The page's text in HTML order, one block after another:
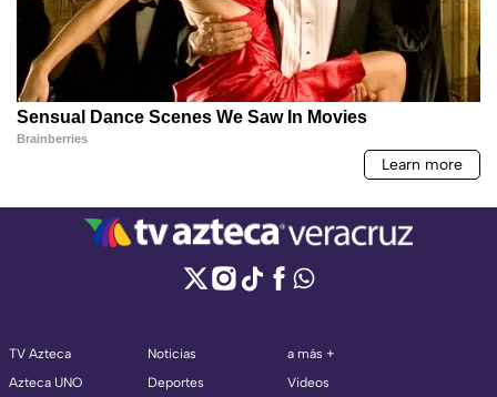
TV Azteca
Azteca UNO
Noticias
Deportes
a más +
Videos